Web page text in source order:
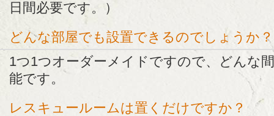
日間必要です。）
どんな部屋でも設置できるのでしょうか？
1つ1つオーダーメイドですので、どんな
能です。
レスキュールームは置くだけですか？